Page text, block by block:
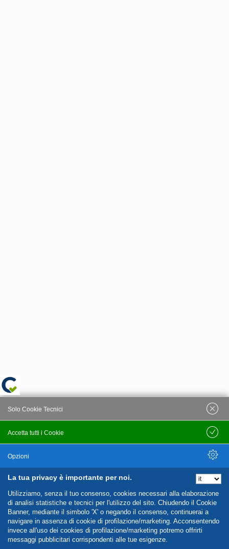
La tua privacy è importante per noi.
Utilizziamo, senza il tuo consenso, cookies necessari alla elaborazione
di analisi statistiche e tecnici per l'utilizzo del sito. Chiudendo il Cookie
Banner, mediante il simbolo 'X' o negando il consenso, continuerai a
navigare in assenza di cookie di profilazione/marketing. Acconsentendo
invece all'uso dei cookies di profilazione/marketing potremo offrirti
messaggi pubblicitari corrispondenti alle tue esigenze.
Accetta tutti i Cookie
Solo Cookie Tecnici
Salva
Opzioni
Nascondi Opzioni